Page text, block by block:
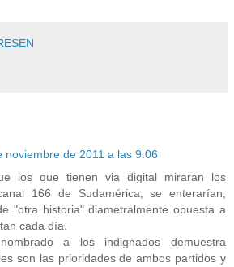
noviembre de 2011 a las 9:06
los que tienen via digital miraran los
166 de Sudamérica, se enterarían,
"otra historia" diametralmente opuesta a
cada día.
a los indignados demuestra
son las prioridades de ambos partidos y